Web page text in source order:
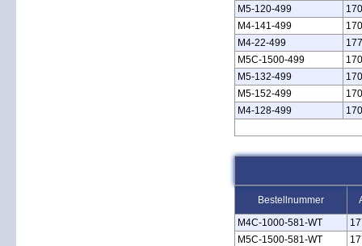
M5‑120‑499
M4‑141‑499
M4‑22‑499
M5C‑1500‑499
M5‑132‑499
M5‑152‑499
M4‑128‑499
Bestellnummer
M4C‑1000‑581‑WT
M5C‑1500‑581‑WT